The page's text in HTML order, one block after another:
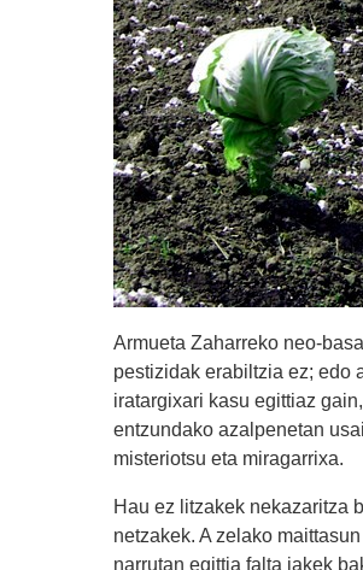
Armueta Zaharreko neo-
pestizidak erabiltzia ez; edo
iratargixari kasu egittiaz
entzundako azalpenetan
misteriotsu eta miragarrixa.
Hau ez litzakek nekazaritza
netzakek. A zelako
narrutan egittia falta jakek